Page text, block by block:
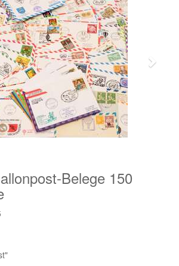
Belege 150